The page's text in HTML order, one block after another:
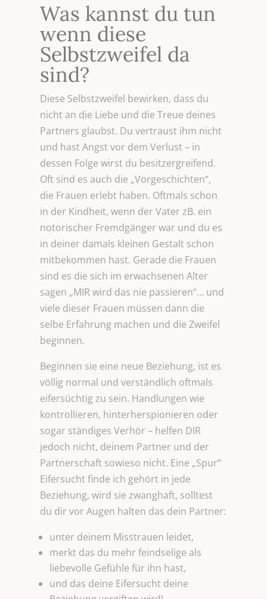
Was kannst du tun
wenn diese
Selbstzweifel da
sind?
Diese Selbstzweifel bewirken, dass du
nicht an die Liebe und die Treue deines
Partners glaubst. Du vertraust ihm nicht
und hast Angst vor dem Verlust – in
dessen Folge wirst du besitzergreifend.
Oft sind es auch die „Vorgeschichten“,
die Frauen erlebt haben. Oftmals schon
in der Kindheit, wenn der Vater zB. ein
notorischer Fremdgänger war und du es
in deiner damals kleinen Gestalt schon
mitbekommen hast. Gerade die Frauen
sind es die sich im erwachsenen Alter
sagen „MIR wird das nie passieren“… und
viele dieser Frauen müssen dann die
selbe Erfahrung machen und die Zweifel
beginnen.
Beginnen sie eine neue Beziehung, ist es
völlig normal und verständlich oftmals
eifersüchtig zu sein. Handlungen wie
kontrollieren, hinterherspionieren oder
sogar ständiges Verhör – helfen DIR
jedoch nicht, deinem Partner und der
Partnerschaft sowieso nicht. Eine „Spur“
Eifersucht finde ich gehört in jede
Beziehung, wird sie zwanghaft, solltest
du dir vor Augen halten das dein Partner:
unter deinem Misstrauen leidet,
merkt das du mehr feindselige als
liebevolle Gefühle für ihn hast,
und das deine Eifersucht deine